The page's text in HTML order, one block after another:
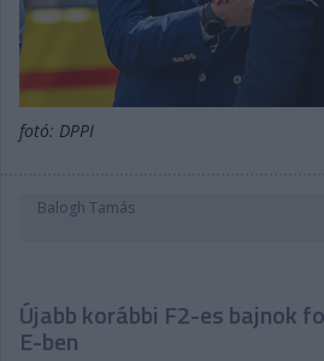
fotó: DPPI
Balogh Tamás
Újabb korábbi F2-es bajnok
E-ben